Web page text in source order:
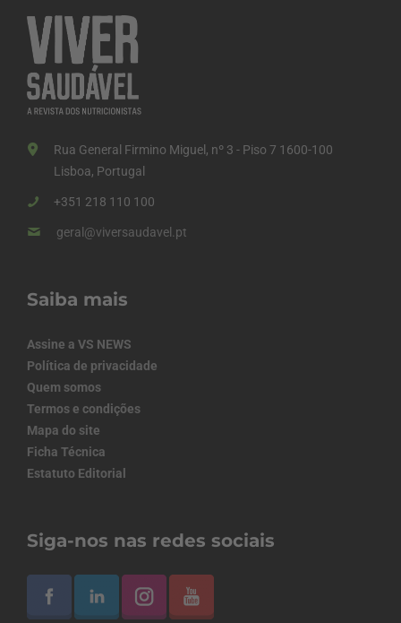
Rua General Firmino Miguel, nº 3 - Piso 7 1600-100
Lisboa, Portugal
+351 218 110 100
geral@viversaudavel.pt
Saiba mais
Assine a VS NEWS
Política de privacidade
Quem somos
Termos e condições
Mapa do site
Ficha Técnica
Estatuto Editorial
Siga-nos nas redes sociais